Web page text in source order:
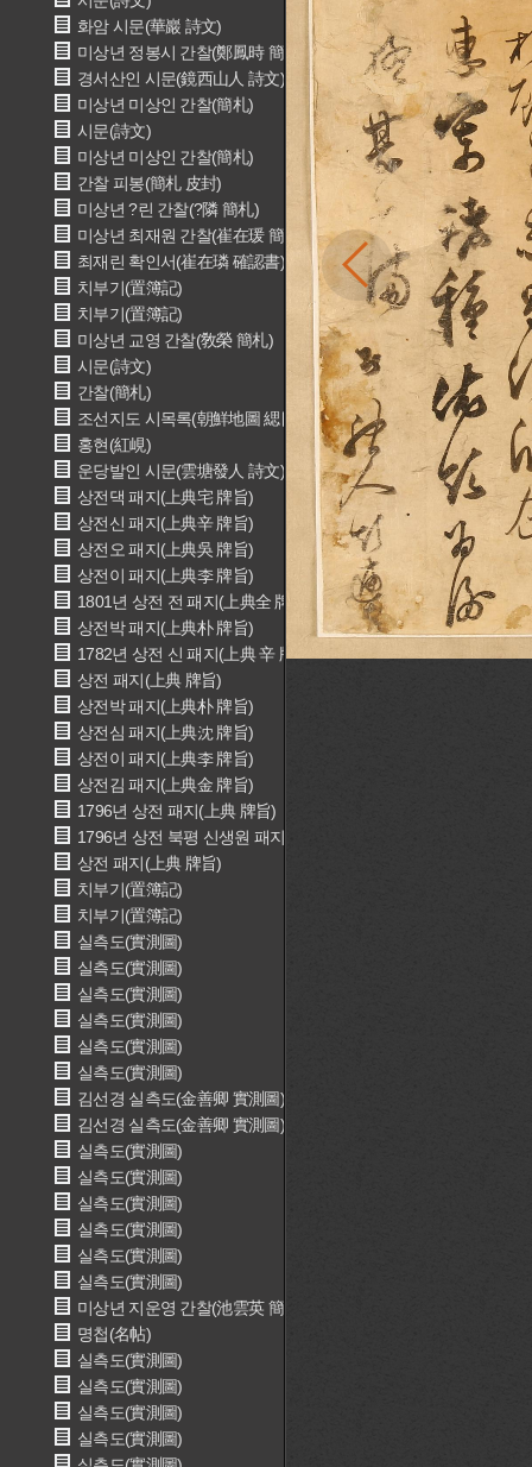
화암 시문(華巖 詩文)
미상년 정봉시 간찰(鄭鳳時 簡札)
경서산인 시문(鏡西山人 詩文)
미상년 미상인 간찰(簡札)
시문(詩文)
미상년 미상인 간찰(簡札)
간찰 피봉(簡札 皮封)
미상년 ?린 간찰(?隣 簡札)
미상년 최재원 간찰(崔在瑗 簡札)
최재린 확인서(崔在璘 確認書)
치부기(置簿記)
치부기(置簿記)
미상년 교영 간찰(敎榮 簡札)
시문(詩文)
간찰(簡札)
조선지도 시목록(朝鮮地圖 緦目錄)
홍현(紅峴)
운당발인 시문(雲塘發人 詩文)
상전댁 패지(上典宅 牌旨)
상전신 패지(上典辛 牌旨)
상전오 패지(上典吳 牌旨)
상전이 패지(上典李 牌旨)
1801년 상전 전 패지(上典全 牌旨)
상전박 패지(上典朴 牌旨)
1782년 상전 신 패지(上典 辛 牌旨)
상전 패지(上典 牌旨)
상전박 패지(上典朴 牌旨)
상전심 패지(上典沈 牌旨)
상전이 패지(上典李 牌旨)
상전김 패지(上典金 牌旨)
1796년 상전 패지(上典 牌旨)
1796년 상전 북평 신생원 패지(上典 北坪 辛生員 牌旨)
상전 패지(上典 牌旨)
치부기(置簿記)
치부기(置簿記)
실측도(實測圖)
실측도(實測圖)
실측도(實測圖)
실측도(實測圖)
실측도(實測圖)
실측도(實測圖)
김선경 실측도(金善卿 實測圖)
김선경 실측도(金善卿 實測圖)
실측도(實測圖)
실측도(實測圖)
실측도(實測圖)
실측도(實測圖)
실측도(實測圖)
실측도(實測圖)
미상년 지운영 간찰(池雲英 簡札)
명첩(名帖)
실측도(實測圖)
실측도(實測圖)
실측도(實測圖)
실측도(實測圖)